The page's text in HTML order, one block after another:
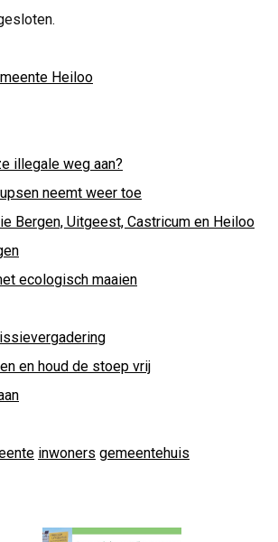
Heiloo
illegale weg aan?
neemt weer toe
Bergen, Uitgeest, Castricum en Heiloo
ecologisch maaien
en houd de stoep vrij
inwoners gemeentehuis